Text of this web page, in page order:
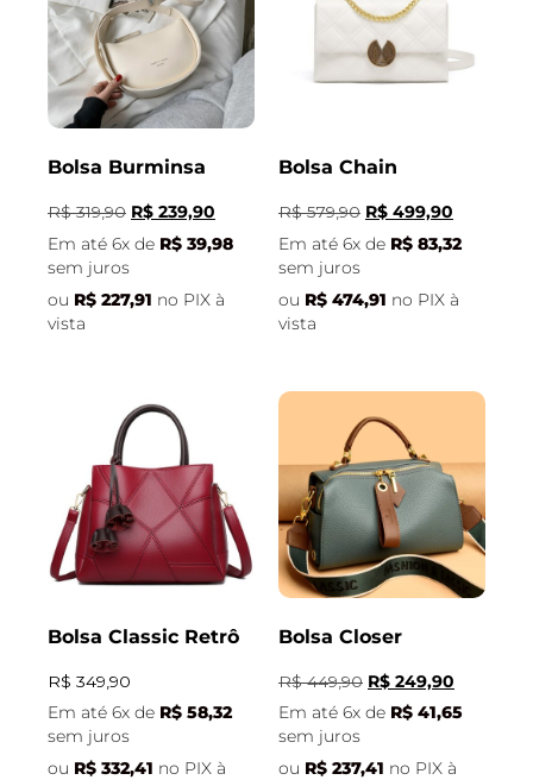
Bolsa Burminsa
R$319,90 R$ 239,90
Em até 6x de R$ 39,98
sem juros
ou R$ 227,91 no PIX à
vista
Bolsa Chain
R$579,90 R$ 499,90
Em até 6x de R$ 83,32
sem juros
ou R$ 474,91 no PIX à
vista
Bolsa Classic Retrô
R$ 349,90
Em até 6x de R$ 58,32
sem juros
ou R$ 332,41 no PIX à
Bolsa Closer
R$449,90 R$ 249,90
Em até 6x de R$ 41,65
sem juros
ou R$ 237,41 no PIX à